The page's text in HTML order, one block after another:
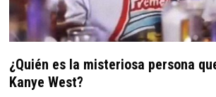
¿Quién es la misteriosa persona
Kanye West?